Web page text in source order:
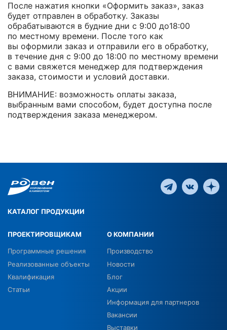
После нажатия кнопки «Оформить заказ», заказ
будет отправлен в обработку. Заказы
обрабатываются в будние дни с 9:00 до18:00
по местному времени. После того как
вы оформили заказ и отправили его в обработку,
в течение дня с 9:00 до 18:00 по местному времени
с вами свяжется менеджер для подтверждения
заказа, стоимости и условий доставки.
ВНИМАНИЕ: возможность оплаты заказа,
выбранным вами способом, будет доступна после
подтверждения заказа менеджером.
КАТАЛОГ ПРОДУКЦИИ
ПРОЕКТИРОВЩИКАМ
Программные решения
Реализованные объекты
Квалификация
Статьи
О КОМПАНИИ
Производство
Новости
Блог
Акции
Информация для партнеров
Вакансии
Выставки